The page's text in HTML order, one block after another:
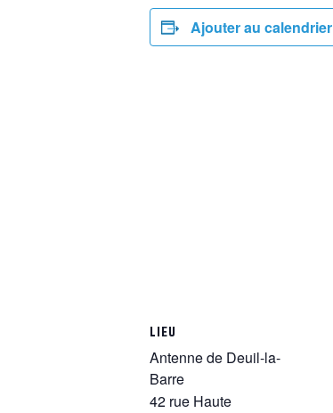
Ajouter au calendrier
LIEU
Antenne de Deuil-la-
Barre
42 rue Haute